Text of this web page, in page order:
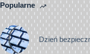
Popularne
Dzień